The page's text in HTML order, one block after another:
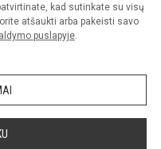
kad sutinkate su visų
atšaukti arba pakeisti savo
puslapyje.
Slapukų politika